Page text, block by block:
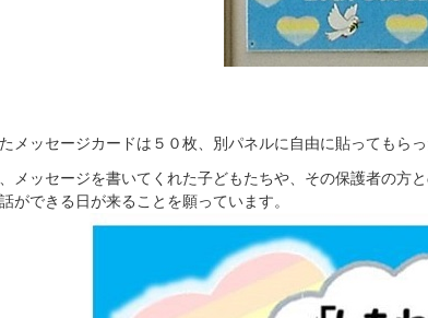
メッセージカードは５０枚、別パネルに自由に貼ってもら
メッセージを書いてくれた子どもたちや、その保護者の
ができる日が来ることを願っています。